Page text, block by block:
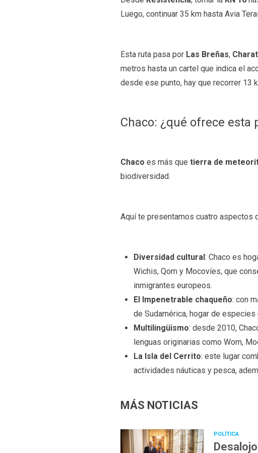
Luego, continuar 35 km hasta Avia
Esta ruta pasa por Las Breñas,
metros hasta un cartel que indica el
desde ese punto, hay que recorrer 13
Chaco: ¿qué ofrece esta
Chaco es más quetierra de
biodiversidad.
Aquí te presentamos cuatro aspectos
Diversidad cultural : Chaco es
Wichis, Qom y Mocovíes, que
inmigrantes europeos.
El Impenetrable chaqueño: con
de Sudamérica, hogar de
Multilingüismo: desde 2010,
lenguas originarias como Wom,
La Isla del Cerrito: este lugar
actividades náuticas y pesca,
MÁS NOTICIAS
POLÍTICA